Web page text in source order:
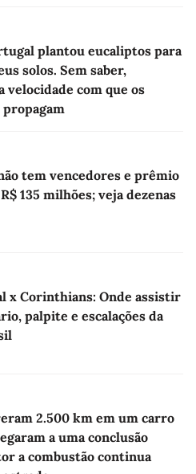
plantou eucaliptos para
solos. Sem saber,
com que os
tem vencedores e prêmio
135 milhões; veja dezenas
x Corinthians: Onde assistir
palpite e escalações da
2.500 km em um carro
a uma conclusão
a combustão continua